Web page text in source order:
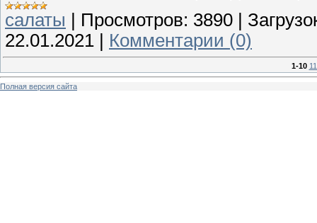
салаты | Просмотров: 3890 |
22.01.2021 | Комментарии (0)
1-10
Полная версия сайта